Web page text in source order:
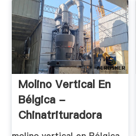
Molino Vertical En
Bélgica -
Chinatrituradora